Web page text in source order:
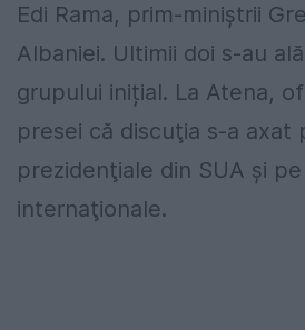
Edi Rama, prim-miniştrii
Albaniei. Ultimii doi s-au
grupului inițial. La Atena,
presei că discuţia s-a axat
prezidenţiale din SUA şi
internaţionale.